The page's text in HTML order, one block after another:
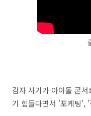
감자 사기가 아이돌 콘
기 힘들다면서 '포케팅',